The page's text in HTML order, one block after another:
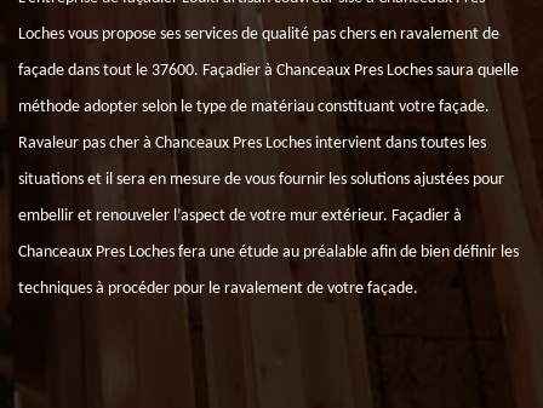
Loches vous propose ses services de qualité pas chers en ravalement de
façade dans tout le 37600. Façadier à Chanceaux Pres Loches saura quelle
méthode adopter selon le type de matériau constituant votre façade.
Ravaleur pas cher à Chanceaux Pres Loches intervient dans toutes les
situations et il sera en mesure de vous fournir les solutions ajustées pour
embellir et renouveler l’aspect de votre mur extérieur. Façadier à
Chanceaux Pres Loches fera une étude au préalable afin de bien définir les
techniques à procéder pour le ravalement de votre façade.